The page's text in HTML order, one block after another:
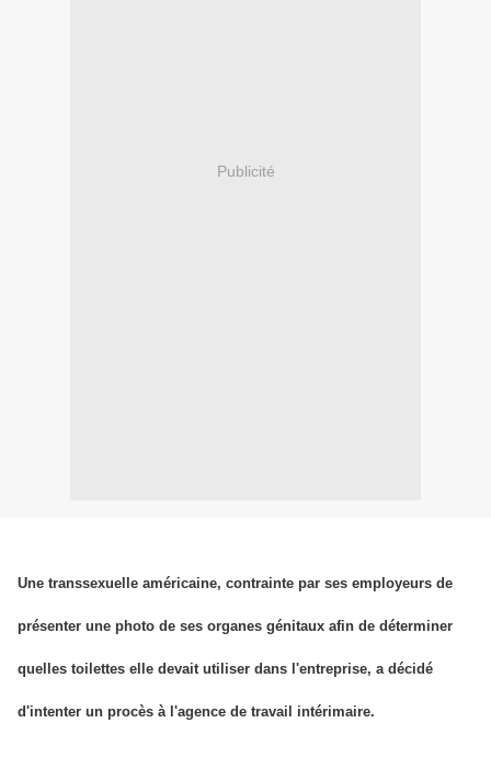
Publicité
Une transsexuelle américaine, contrainte par ses employeurs de
présenter une photo de ses organes génitaux afin de déterminer
quelles toilettes elle devait utiliser dans l'entreprise, a décidé
d'intenter un procès à l'agence de travail intérimaire.